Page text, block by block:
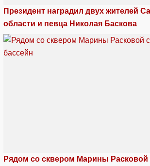
Президент наградил двух жителей
области и певца Николая Баскова
Рядом со сквером Марины Расковой